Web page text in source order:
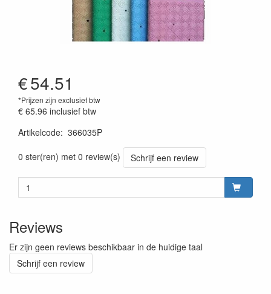
€54.51
*Prijzen zijn exclusief btw
€ 65.96 inclusief btw
Artikelcode: 366035P
0 ster(ren) met 0 review(s)
Schrijf een review
Reviews
Er zijn geen reviews beschikbaar in de huidige taal
Schrijf een review